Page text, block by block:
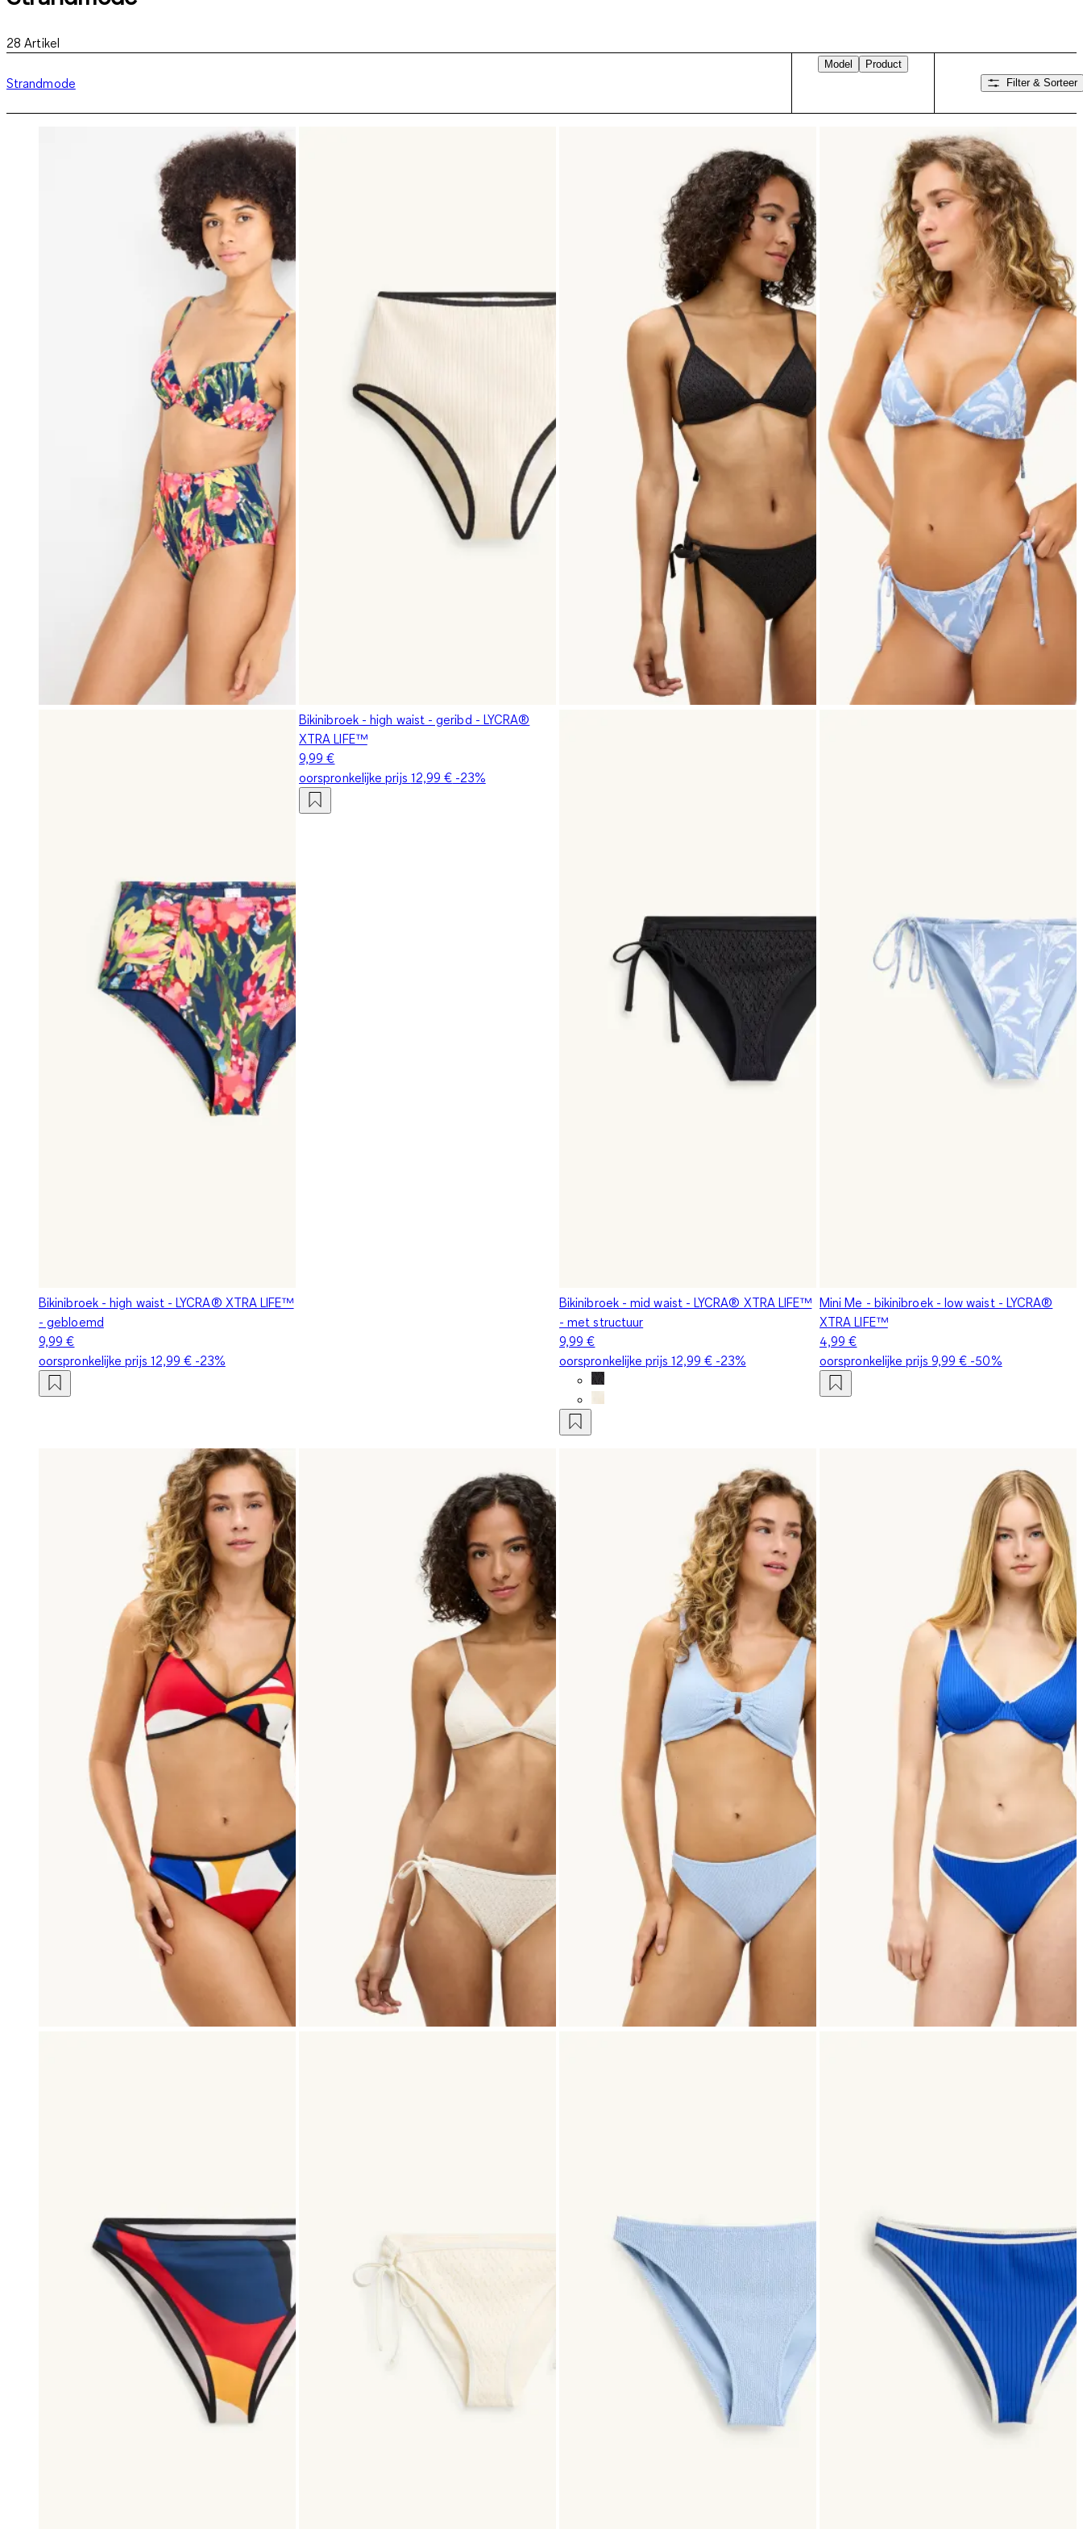
28 Artikel
Strandmode
Model
Product
Filter & Sorteer
Bikinibroek - high waist - LYCRA® XTRA LIFE™
- gebloemd
9,99 €
oorspronkelijke prijs 12,99 € -23%
Bikinibroek - high waist - geribd - LYCRA®
XTRA LIFE™
9,99 €
oorspronkelijke prijs 12,99 € -23%
Bikinibroek - mid waist - LYCRA® XTRA LIFE™
- met structuur
9,99 €
oorspronkelijke prijs 12,99 € -23%
Mini Me - bikinibroek - low waist - LYCRA®
XTRA LIFE™
4,99 €
oorspronkelijke prijs 9,99 € -50%